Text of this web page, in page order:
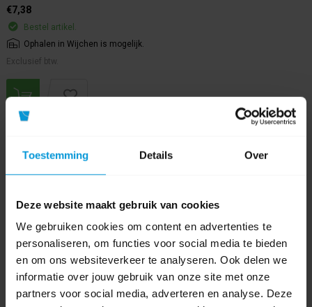
Toestemming Details Over
Deze website maakt gebruik van cookies
We gebruiken cookies om content en advertenties te
personaliseren, om functies voor social media te bieden
en om ons websiteverkeer te analyseren. Ook delen we
informatie over jouw gebruik van onze site met onze
partners voor social media, adverteren en analyse. Deze
€7,38
Bestel artikel.
Ophalen in Wijchen is mogelijk.
Exclusief btw.